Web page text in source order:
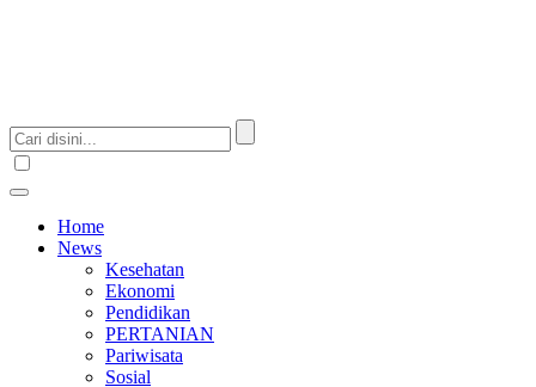
Home
News
Kesehatan
Ekonomi
Pendidikan
PERTANIAN
Pariwisata
Sosial